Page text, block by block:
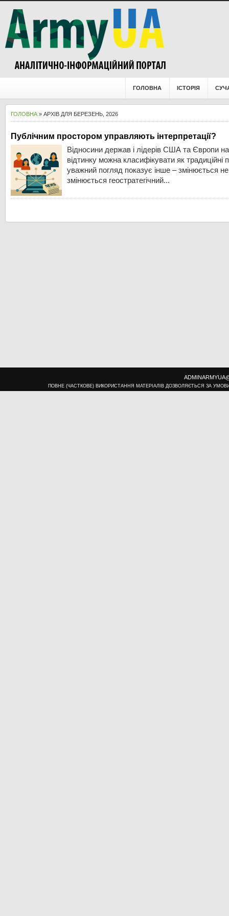
ГОЛОВНА ІСТОРІЯ
ГОЛОВНА » АРХІВ ДЛЯ БЕРЕЗЕНЬ, 2026
Публічним простором управляють інтерпретації?
Відносини держав і лідерів США та Європи
відтинку можна класифікувати як традиційні
уважний погляд показує інше – змінюється
змінюється геостратегічний...
ПОВНЕ (ЧАСТКОВЕ) ВИКОРИСТАННЯ МАТЕРІАЛІВ ДОЗВОЛЯЄТЬСЯ ЗА